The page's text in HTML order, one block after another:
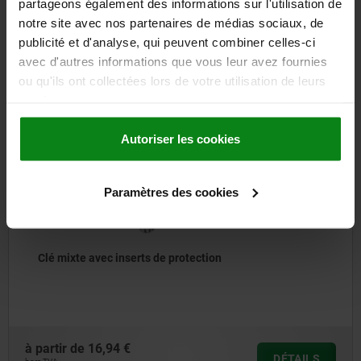
partageons également des informations sur l'utilisation de
notre site avec nos partenaires de médias sociaux, de
publicité et d'analyse, qui peuvent combiner celles-ci
avec d'autres informations que vous leur avez fournies
ou qu'ils ont collectées lors de votre utilisation de leurs
Autoriser les cookies
Paramètres des cookies
D'autres clients ont
également acheté
NOUVEAU
03
Clé mixte avec inserts de protection
de16,94 €